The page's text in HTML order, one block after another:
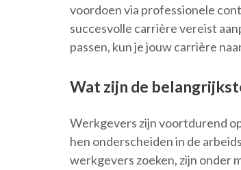
voordoen via professionele
succesvolle carrière vereist
passen, kun je jouw carrière
Wat zijn de
Werkgevers zijn voortdurend
hen onderscheiden in de
werkgevers zoeken, zijn onder